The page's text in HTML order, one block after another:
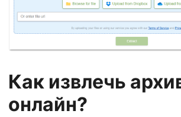
Как извлечь
онлайн?